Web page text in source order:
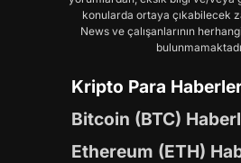
konularda ortaya çıkabilecek
News ve çalışanlarının
Kripto Para
Bitcoin (BTC)
Ethereum (ETH)